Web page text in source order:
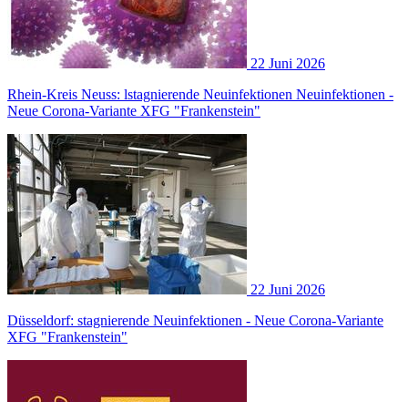
22 Juni 2026
Rhein-Kreis Neuss: lstagnierende Neuinfektionen Neuinfektionen -
Neue Corona-Variante XFG "Frankenstein"
22 Juni 2026
Düsseldorf: stagnierende Neuinfektionen - Neue Corona-Variante
XFG "Frankenstein"